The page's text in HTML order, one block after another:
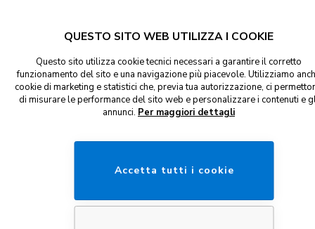
QUESTO SITO WEB UTILIZZA I COOKIE
Questo sito utilizza cookie tecnici necessari a garantire il corretto
funzionamento del sito e una navigazione più piacevole. Utilizziamo
cookie di marketing e statistici che, previa tua autorizzazione, ci
di misurare le performance del sito web e personalizzare i contenuti e
annunci. Per maggiori dettagli
Accetta tutti i cookie